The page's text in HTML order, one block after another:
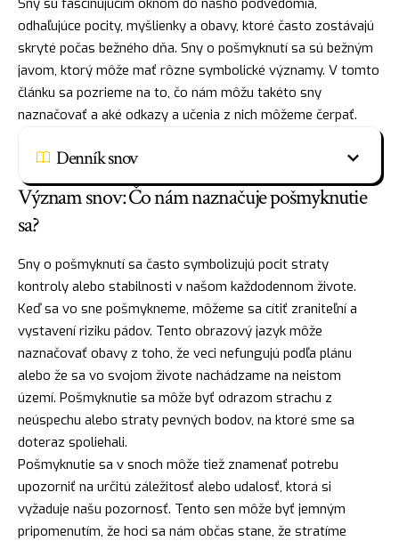
odhaľujúce pocity, myšlienky a obavy, ktoré často zostávajú
skryté počas bežného dňa. Sny o pošmyknutí sa sú bežným
javom, ktorý môže mať rôzne symbolické významy. V tomto
článku sa pozrieme na to, čo nám môžu takéto sny
naznačovať a aké odkazy a učenia z nich môžeme čerpať.
Denník snov
Význam snov: Čo nám naznačuje pošmyknutie
sa?
Sny o pošmyknutí sa často symbolizujú pocit straty
kontroly alebo stabilnosti v našom každodennom živote.
Keď sa vo sne pošmykneme, môžeme sa cítiť zraniteľní a
vystavení riziku pádov. Tento obrazový jazyk môže
naznačovať obavy z toho, že veci nefungujú podľa plánu
alebo že sa vo svojom živote nachádzame na neistom
území. Pošmyknutie sa môže byť odrazom strachu z
neúspechu alebo straty pevných bodov, na ktoré sme sa
doteraz spoliehali.
Pošmyknutie sa v snoch môže tiež znamenať potrebu
upozorniť na určitú záležitosť alebo udalosť, ktorá si
vyžaduje našu pozornosť. Tento sen môže byť jemným
pripomenutím, že hoci sa nám občas stane, že stratíme